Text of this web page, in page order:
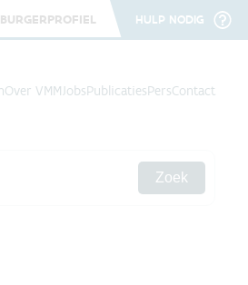
HULP NODIG
Over VMMJobsPublicatiesPersContact
Zoek